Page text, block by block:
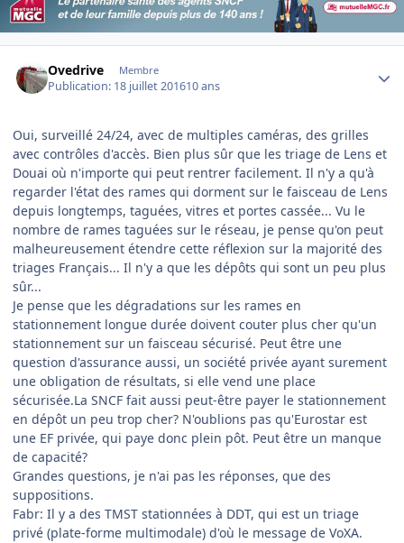
Ovedrive Membre
Publication: 18 juillet 201610 ans
Oui, surveillé 24/24, avec de multiples caméras, des grilles
avec contrôles d'accès. Bien plus sûr que les triage de Lens et
Douai où n'importe qui peut rentrer facilement. Il n'y a qu'à
regarder l'état des rames qui dorment sur le faisceau de Lens
depuis longtemps, taguées, vitres et portes cassée... Vu le
nombre de rames taguées sur le réseau, je pense qu'on peut
malheureusement étendre cette réflexion sur la majorité des
triages Français... Il n'y a que les dépôts qui sont un peu plus
sûr...
Je pense que les dégradations sur les rames en
stationnement longue durée doivent couter plus cher qu'un
stationnement sur un faisceau sécurisé. Peut être une
question d'assurance aussi, un société privée ayant surement
une obligation de résultats, si elle vend une place
sécurisée.La SNCF fait aussi peut-être payer le stationnement
en dépôt un peu trop cher? N'oublions pas qu'Eurostar est
une EF privée, qui paye donc plein pôt. Peut être un manque
de capacité?
Grandes questions, je n'ai pas les réponses, que des
suppositions.
Fabr: Il y a des TMST stationnées à DDT, qui est un triage
privé (plate-forme multimodale) d'où le message de VoXA.